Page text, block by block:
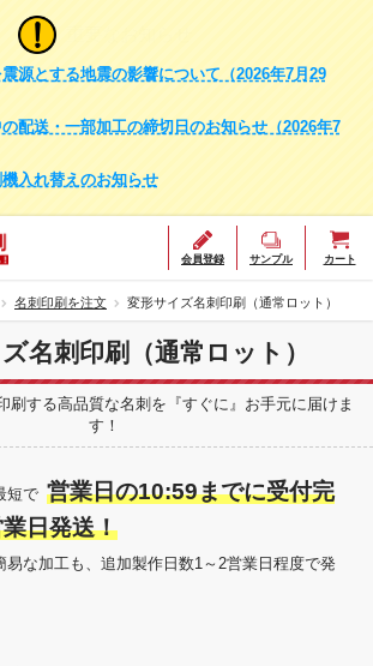
源とする地震の影響について（2026年7月29
配送・一部加工の締切日のお知らせ（2026年7
入れ替えのお知らせ
会員登録 サンプル カート
名刺印刷を注文 変形サイズ名刺印刷（通常ロット）
名刺印刷（通常ロット）
刷する高品質な名刺を『すぐに』お手元に届けま
す！
短で 営業日の10:59までに受付完
日発送！
易な加工も、追加製作日数1～2営業日程度で発